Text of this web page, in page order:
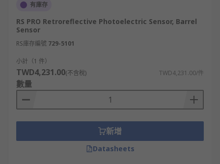
有庫存
RS PRO Retroreflective Photoelectric Sensor, Barrel
Sensor
RS庫存編號 729-5101
小計（1 件）
TWD4,231.00(不含稅) TWD4,231.00/件
數量
新增
Datasheets